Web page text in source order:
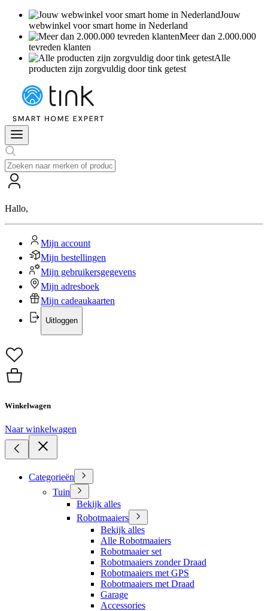
Jouw
webwinkel voor smart home in Nederland
Meer dan 2.000.000
tevreden klanten
Alle
producten zijn zorgvuldig door tink getest
Hallo,
Mijn account
Mijn bestellingen
Mijn gebruikersgegevens
Mijn adresboek
Mijn cadeaukaarten
Uitloggen
Winkelwagen
Naar winkelwagen
Categorieën
Tuin
Bekijk alles
Robotmaaiers
Bekijk alles
Alle Robotmaaiers
Robotmaaier set
Robotmaaiers zonder Draad
Robotmaaiers met GPS
Robotmaaiers met Draad
Garage
Accessories